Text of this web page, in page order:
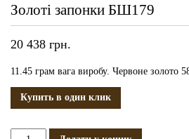
Золоті запонки БШ179
20 438 грн.
11.45 грам вага виробу. Червоне золото
Купить в один клик
Золоті